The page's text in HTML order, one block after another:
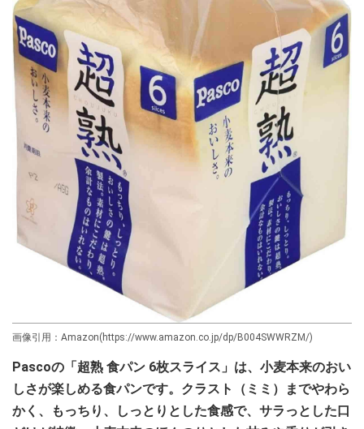
画像引用：Amazon(https://www.amazon.co.jp/dp/B004SWWRZM/)
Pascoの「超熟 食パン 6枚スライス」は、小麦本来のおい
しさが楽しめる食パンです。クラスト（ミミ）までやわら
かく、もっちり、しっとりとした食感で、サラっとした口